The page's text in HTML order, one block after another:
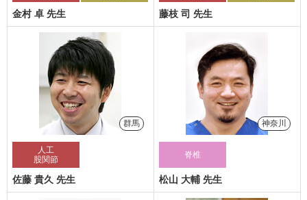
金村 卓 先生 藤枝 司 先生
群馬
人工
股関節
佐藤 貴久 先生
神奈川
脊椎
松山 大輔 先生